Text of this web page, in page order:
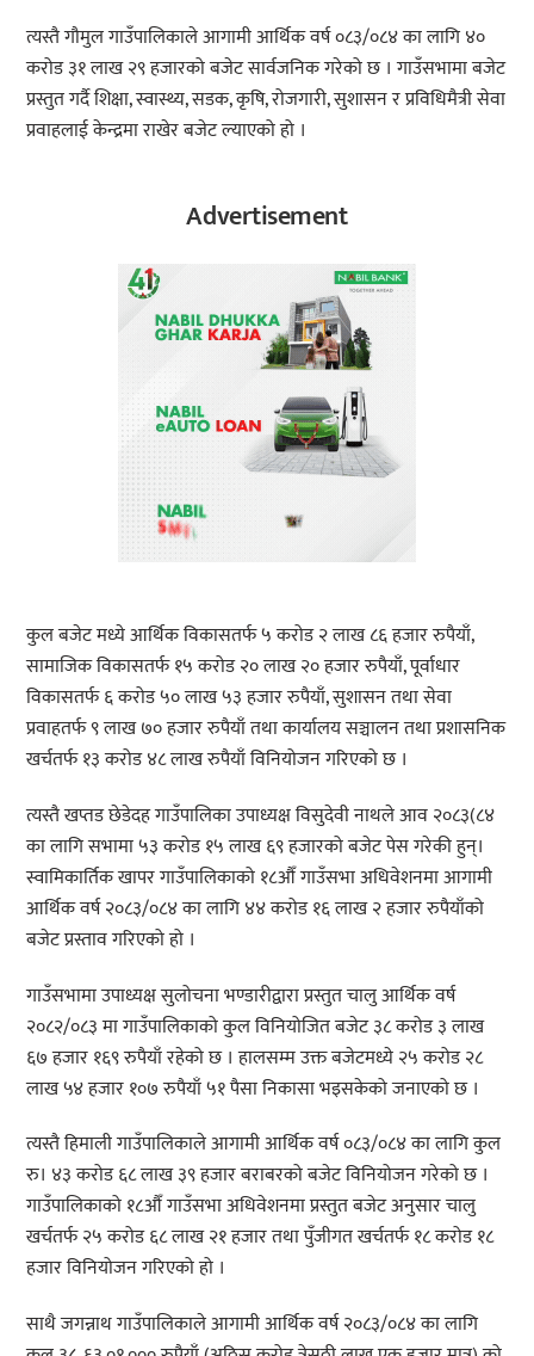
त्यस्तै गौमुल गाउँपालिकाले आगामी आर्थिक वर्ष ०८३/०८४ का लागि ४०
करोड ३१ लाख २९ हजारको बजेट सार्वजनिक गरेको छ । गाउँसभामा बजेट
प्रस्तुत गर्दै शिक्षा, स्वास्थ्य, सडक, कृषि, रोजगारी, सुशासन र प्रविधिमैत्री सेवा
प्रवाहलाई केन्द्रमा राखेर बजेट ल्याएको हो ।
Advertisement
कुल बजेट मध्ये आर्थिक विकासतर्फ ५ करोड २ लाख ८६ हजार रुपैयाँ,
सामाजिक विकासतर्फ १५ करोड २० लाख २० हजार रुपैयाँ, पूर्वाधार
विकासतर्फ ६ करोड ५० लाख ५३ हजार रुपैयाँ, सुशासन तथा सेवा
प्रवाहतर्फ ९ लाख ७० हजार रुपैयाँ तथा कार्यालय सञ्चालन तथा प्रशासनिक
खर्चतर्फ १३ करोड ४८ लाख रुपैयाँ विनियोजन गरिएको छ ।
त्यस्तै खप्तड छेडेदह गाउँपालिका उपाध्यक्ष विसुदेवी नाथले आव २०८३(८४
का लागि सभामा ५३ करोड १५ लाख ६९ हजारको बजेट पेस गरेकी हुन्।
स्वामिकार्तिक खापर गाउँपालिकाको १८औँ गाउँसभा अधिवेशनमा आगामी
आर्थिक वर्ष २०८३/०८४ का लागि ४४ करोड १६ लाख २ हजार रुपैयाँको
बजेट प्रस्ताव गरिएको हो ।
गाउँसभामा उपाध्यक्ष सुलोचना भण्डारीद्वारा प्रस्तुत चालु आर्थिक वर्ष
२०८२/०८३ मा गाउँपालिकाको कुल विनियोजित बजेट ३८ करोड ३ लाख
६७ हजार १६९ रुपैयाँ रहेको छ । हालसम्म उक्त बजेटमध्ये २५ करोड २८
लाख ५४ हजार १०७ रुपैयाँ ५१ पैसा निकासा भइसकेको जनाएको छ ।
त्यस्तै हिमाली गाउँपालिकाले आगामी आर्थिक वर्ष ०८३/०८४ का लागि कुल
रु। ४३ करोड ६८ लाख ३९ हजार बराबरको बजेट विनियोजन गरेको छ ।
गाउँपालिकाको १८औँ गाउँसभा अधिवेशनमा प्रस्तुत बजेट अनुसार चालु
खर्चतर्फ २५ करोड ६८ लाख २१ हजार तथा पुँजीगत खर्चतर्फ १८ करोड १८
हजार विनियोजन गरिएको हो ।
साथै जगन्नाथ गाउँपालिकाले आगामी आर्थिक वर्ष २०८३/०८४ का लागि